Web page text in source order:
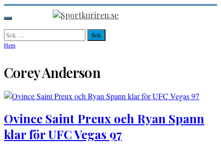
Hoppa
till
innehåll
Sportkuriren.se
Primär
meny
Sök
efter:
Hem
Corey Anderson
Ovince Saint Preux och Ryan Spann
klar för UFC Vegas 97